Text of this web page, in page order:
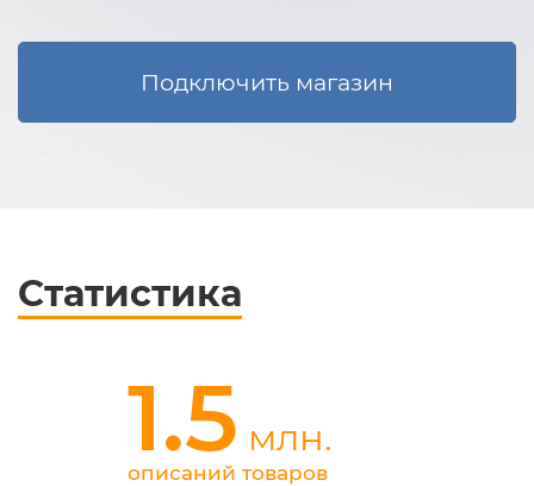
Подключить магазин
Статистика
1.5 млн.
описаний товаров